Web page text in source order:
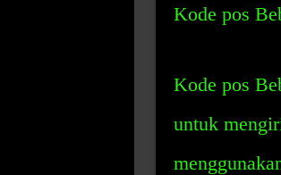
Kode pos
Kode pos
untuk